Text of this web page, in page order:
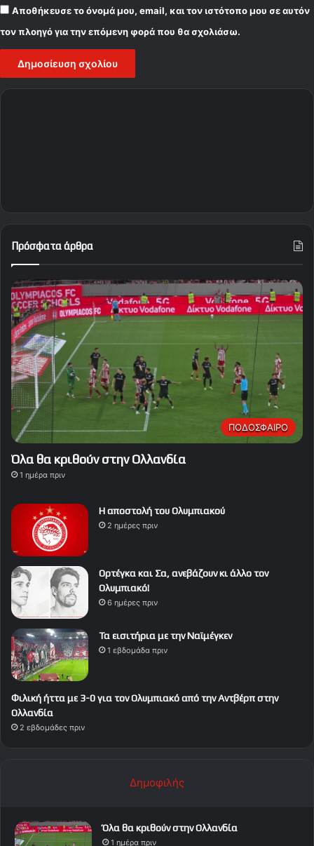
Αποθήκευσε το όνομά μου, email, και τον ιστότοπο μου σε αυτόν
τον πλοηγό για την επόμενη φορά που θα σχολιάσω.
Πρόσφατα άρθρα
ΠΟΔΟΣΦΑΙΡΟ
Όλα θα κριθούν στην Ολλανδία
1 ημέρα πριν
Η αποστολή του Ολυμπιακού
2 ημέρες πριν
Ορτέγκα και Σα, ανεβάζουν κι άλλο τον
Ολυμπιακό!
6 ημέρες πριν
Τα εισιτήρια με την Ναϊμέγκεν
1 εβδομάδα πριν
Φιλική ήττα με 3-0 για τον Ολυμπιακό από την Αντβέρπ στην
Ολλανδία
2 εβδομάδες πριν
Δημοφιλής
Όλα θα κριθούν στην Ολλανδία
1 ημέρα πριν